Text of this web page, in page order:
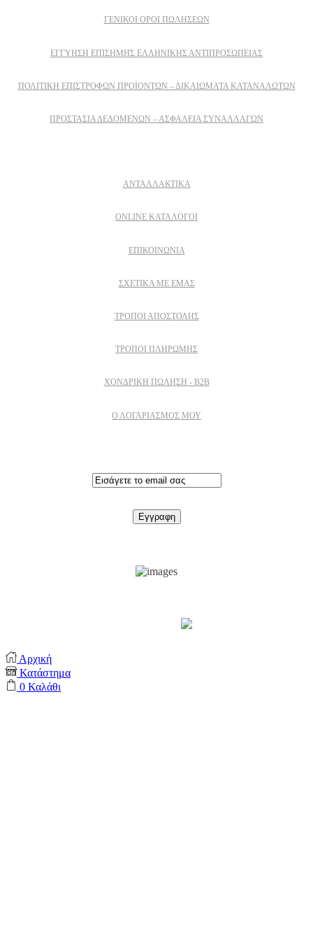
ΓΕΝΙΚΟΙ ΟΡΟΙ ΠΩΛΗΣΕΩΝ
ΕΓΓΎΗΣΗ ΕΠΊΣΗΜΗΣ ΕΛΛΗΝΙΚΉΣ ΑΝΤΙΠΡΟΣΩΠΕΊΑΣ
ΠΟΛΙΤΙΚΉ ΕΠΙΣΤΡΟΦΏΝ ΠΡΟΪΌΝΤΩΝ – ΔΙΚΑΙΏΜΑΤΑ ΚΑΤΑΝΑΛΩΤΏΝ
ΠΡΟΣΤΑΣΊΑ ΔΕΔΟΜΈΝΩΝ – ΑΣΦΆΛΕΙΑ ΣΥΝΑΛΛΑΓΏΝ
ΑΝΤΑΛΛΑΚΤΙΚΑ
ONLINE ΚΑΤΑΛΟΓΟΙ
ΕΠΙΚΟΙΝΩΝΙΑ
ΣΧΕΤΙΚΆ ΜΕ ΕΜΆΣ
ΤΡΌΠΟΙ ΑΠΟΣΤΟΛΉΣ
ΤΡΌΠΟΙ ΠΛΗΡΩΜΉΣ
ΧΟΝΔΡΙΚΉ ΠΏΛΗΣΗ - B2B
Ο ΛΟΓΑΡΙΑΣΜΟΣ ΜΟΥ
Αρχική
Κατάστημα
0 Καλάθι